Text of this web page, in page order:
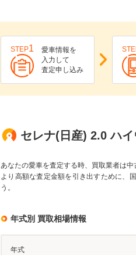
STEP1
愛車情報を
入力して
査定申し込み
セレナ(日産) 2.0 ハ
あなたの愛車を査定する時、買取業者は中
より高額な査定金額を引き出すために、
う。
年式別 買取相場情報
年式